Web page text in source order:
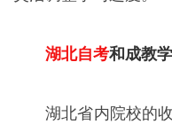
湖北自考和成教
湖北省内院校的